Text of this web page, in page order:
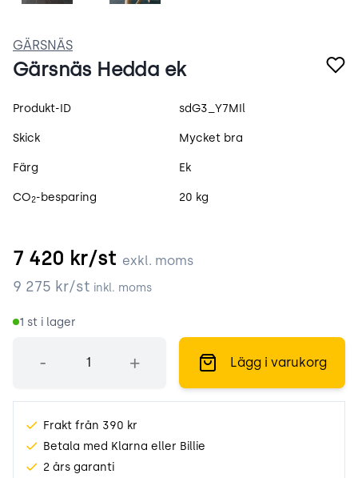
GÄRSNÄS
Gärsnäs Hedda ek
Produktspecifikation
Produkt-ID sdG3_Y7MIl
Skick Mycket bra
Färg Ek
CO2-besparing 20 kg
7 420 kr/st exkl. moms
9 275 kr/st inkl. moms
1 st i lager
- + Lägg i varukorg
Frakt från 390 kr
Betala med Klarna eller Billie
2 års garanti